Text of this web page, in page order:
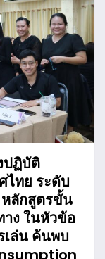
ปฏิบัติ
ไทย ระดับ
ลักสูตรขั้น
ง ในหัวข้อ
เล่น ค้นพบ